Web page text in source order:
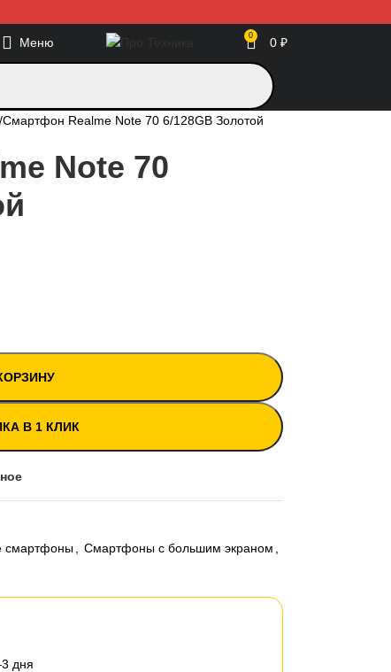
Меню 0 0 ₽
Смартфон Realme Note 70 6/128GB Золотой
Note 70
В 1 КЛИК
смартфоны Смартфоны с большим экраном
дня